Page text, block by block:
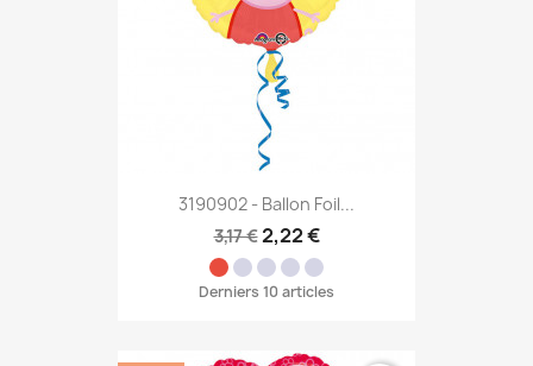
3190902 - Ballon Foil...
3,17 €2,22 €
Derniers 10 articles